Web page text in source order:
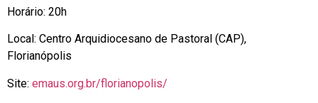
Horário: 20h
Local: Centro Arquidiocesano de Pastoral (CAP),
Florianópolis
Site: emaus.org.br/florianopolis/